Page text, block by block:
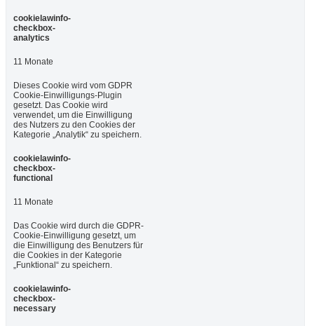
cookielawinfo-
checkbox-
analytics
11 Monate
Dieses Cookie wird vom GDPR
Cookie-Einwilligungs-Plugin
gesetzt. Das Cookie wird
verwendet, um die Einwilligung
des Nutzers zu den Cookies der
Kategorie „Analytik“ zu speichern.
cookielawinfo-
checkbox-
functional
11 Monate
Das Cookie wird durch die GDPR-
Cookie-Einwilligung gesetzt, um
die Einwilligung des Benutzers für
die Cookies in der Kategorie
„Funktional“ zu speichern.
cookielawinfo-
checkbox-
necessary